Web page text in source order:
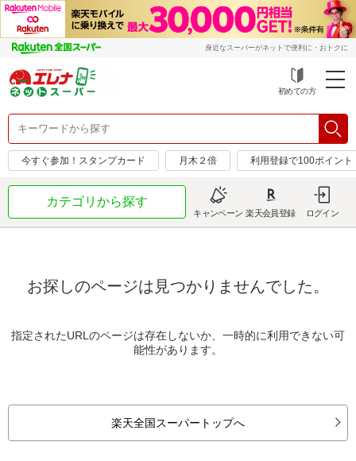
身近なスーパーがネットで便利に・おトクに
初めての方
今すぐ参加！スタンプカード 月木２倍 利用登録で100ポイント
カテゴリから探す
キャンペーン 楽天会員登録 ログイン
お探しのページは見つかりませんでした。
指定されたURLのページは存在しないか、一時的に利用できない可
能性があります。
楽天全国スーパートップへ